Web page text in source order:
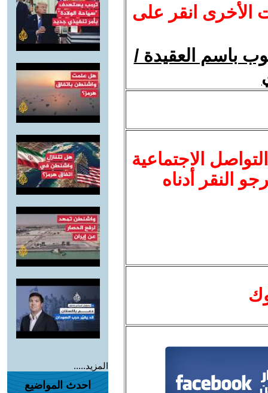
الأخرى انقر على
باسم العقيدة /
الاجتماعية
النقر أدناه
المزيد.....
احدث المواضيع